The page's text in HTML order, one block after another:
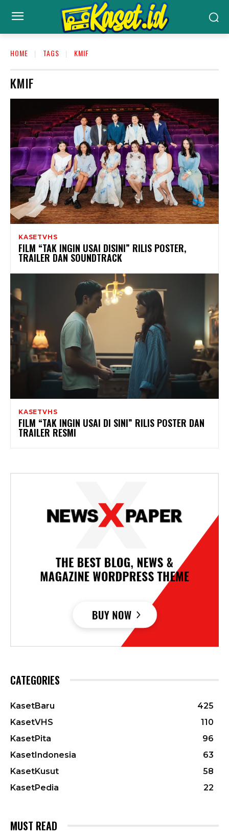
HOME TAGS KMIF
KMIF
KASETVHS
FILM “TAK INGIN USAI DISINI” RILIS POSTER,
TRAILER DAN SOUNDTRACK
KASETVHS
FILM “TAK INGIN USAI DI SINI” RILIS POSTER DAN
TRAILER RESMI
CATEGORIES
KasetBaru
425
KasetVHS
110
KasetPita
96
KasetIndonesia
63
KasetKusut
58
KasetPedia
22
MUST READ